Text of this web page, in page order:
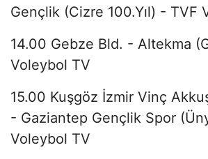
Gençlik (Cizre 100.Yıl) - TVF
14.00 Gebze Bld. - Altekma
Voleybol TV
15.00 Kuşgöz İzmir Vinç
- Gaziantep Gençlik Spor
Voleybol TV